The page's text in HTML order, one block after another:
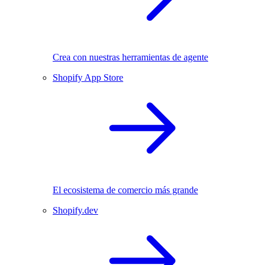
Crea con nuestras herramientas de agente
Shopify App Store
El ecosistema de comercio más grande
Shopify.dev